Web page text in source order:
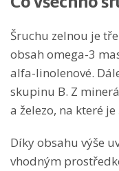
Šruchu zelnou je
obsah omega-3
alfa-linolenové.
skupinu B. Z
a železo, na které
Díky obsahu výše
vhodným